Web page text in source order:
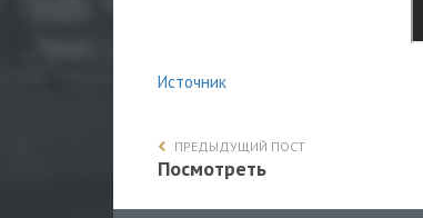
Источник
ПРЕДЫДУЩИЙ ПОСТ
Посмотреть